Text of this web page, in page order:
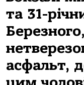
та 31-
асфальт,